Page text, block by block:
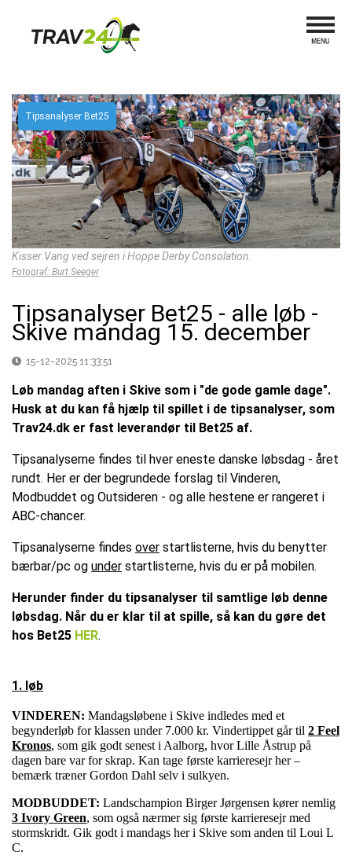
Tipsanalyser Bet25
Kisser Vang ved sejren i Hoppe Derby Consolation.
Fotograf: Burt Seeger
Tipsanalyser Bet25 - alle løb -
Skive mandag 15. december
15-12-2025 11:33:51
Løb mandag aften i Skive som i "de gode gamle dage".
Husk at du kan få hjælp til spillet i de tipsanalyser, som
Trav24.dk er fast leverandør til Bet25 af.
Tipsanalyserne findes til hver eneste danske løbsdag - året
rundt. Her er der begrundede forslag til Vinderen,
Modbuddet og Outsideren - og alle hestene er rangeret i
ABC-chancer.
Tipsanalyserne findes over startlisterne, hvis du benytter
bærbar/pc og under startlisterne, hvis du er på mobilen.
Herunder finder du tipsanalyser til samtlige løb denne
løbsdag. Når du er klar til at spille, så kan du gøre det
hos Bet25 H ER.
1. løb
VINDEREN: Mandagsløbene i Skive indledes med et
begynderløb for klassen under 7.000 kr. Vindertippet går til 2 Feel
Kronos, som gik godt senest i Aalborg, hvor Lille Åstrup på
dagen bare var for skrap. Kan tage første karrieresejr her –
bemærk træner Gordon Dahl selv i sulkyen.
MODBUDDET: Landschampion Birger Jørgensen kører nemlig
3 Ivory Green, som også nærmer sig første karrieresejr med
stormskridt. Gik godt i mandags her i Skive som anden til Loui L
C.